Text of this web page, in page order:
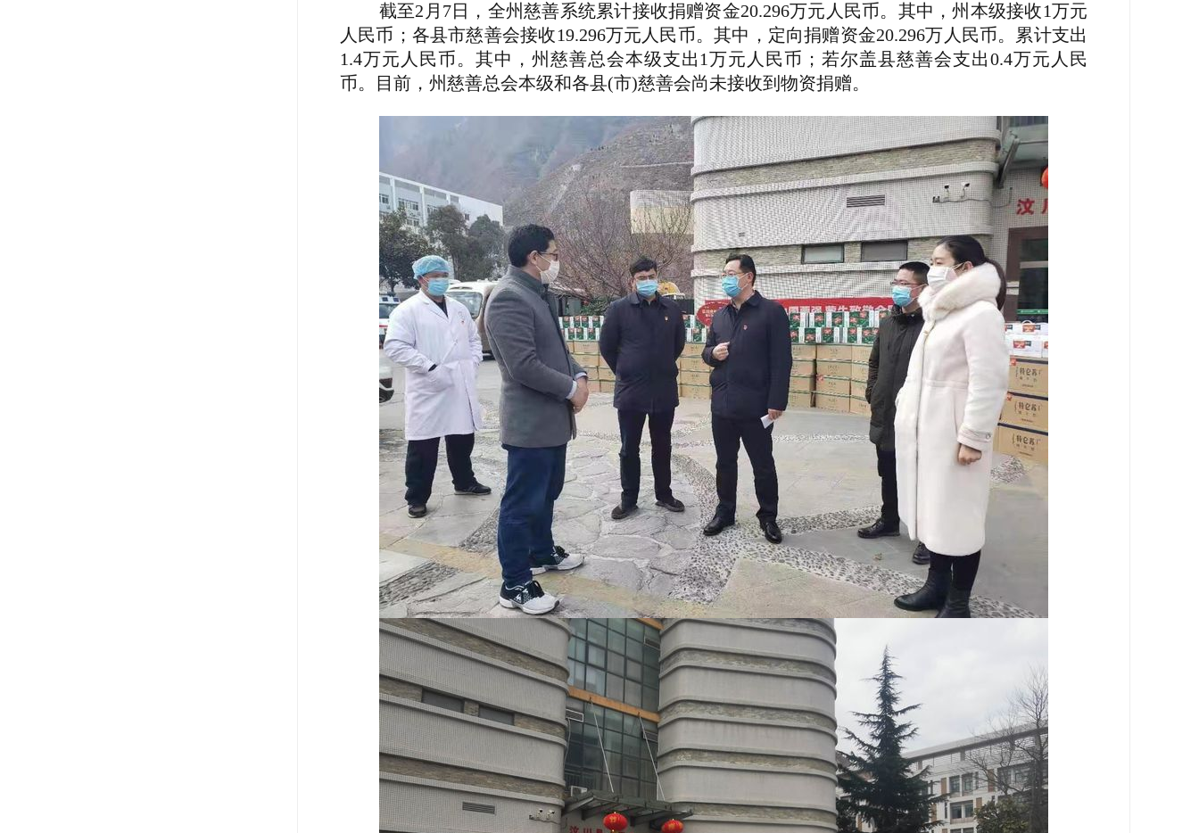
截至2月7日，全州慈善系统累计接收捐赠资金20.296万元人民币。其中，州本级接收1万元
人民币；各县市慈善会接收19.296万元人民币。其中，定向捐赠资金20.296万人民币。累计支出
1.4万元人民币。其中，州慈善总会本级支出1万元人民币；若尔盖县慈善会支出0.4万元人民
币。目前，州慈善总会本级和各县(市)慈善会尚未接收到物资捐赠。